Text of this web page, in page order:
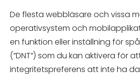
De flesta webbläsare och vissa
operativsystem och
en funktion eller inställning för
(”DNT”) som du kan aktivera för
integritetspreferens att inte ha